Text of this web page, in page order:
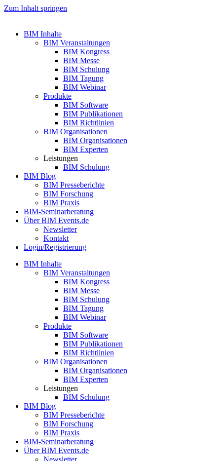
Zum Inhalt springen
BIM Inhalte
BIM Veranstaltungen
BIM Kongress
BIM Messe
BIM Schulung
BIM Tagung
BIM Webinar
Produkte
BIM Software
BIM Publikationen
BIM Richtlinien
BIM Organisationen
BIM Organisationen
BIM Experten
Leistungen
BIM Schulung
BIM Blog
BIM Presseberichte
BIM Forschung
BIM Praxis
BIM-Seminarberatung
Über BIM Events.de
Newsletter
Kontakt
Login/Registrierung
BIM Inhalte
BIM Veranstaltungen
BIM Kongress
BIM Messe
BIM Schulung
BIM Tagung
BIM Webinar
Produkte
BIM Software
BIM Publikationen
BIM Richtlinien
BIM Organisationen
BIM Organisationen
BIM Experten
Leistungen
BIM Schulung
BIM Blog
BIM Presseberichte
BIM Forschung
BIM Praxis
BIM-Seminarberatung
Über BIM Events.de
Newsletter